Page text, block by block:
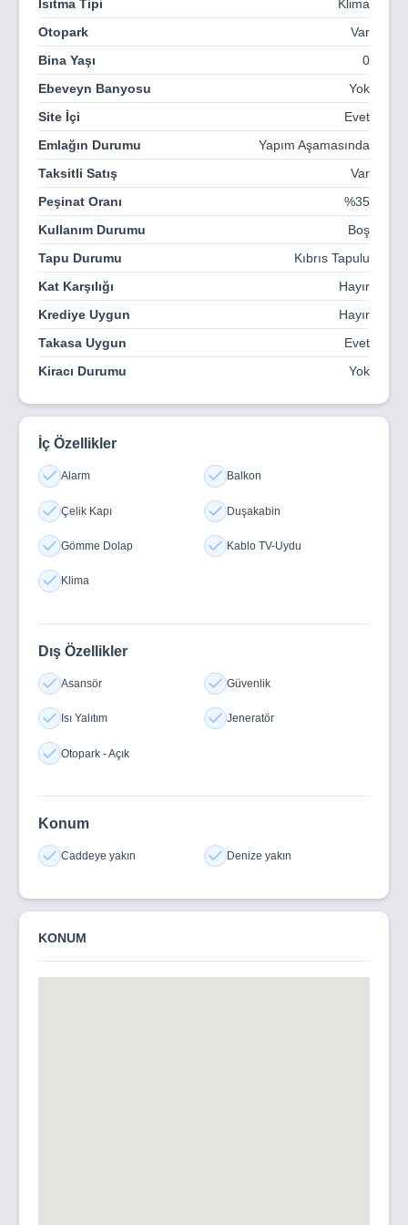
kaliteli yaşam alanları ile öne çıkar.
Lokasyon Avantajları:
DAÜ’ye 3 dakika
Devlet Hastanesi’ne 2 dakika
Glapsides Plajı’na 5 dakika
Öne Çıkan Özellikler:
✔️ Toplam 17 daire
✔️ Özel balkonlar
✔️ Kapalı otopark
✔️ Asansör
✔️ Şehrin tüm olanaklarına yakın konum
Yıl boyunca yüksek kira getirisi potansiyeline sahip olan
Dormix, hem öğrenciler hem de profesyoneller için ideal
hem kazandıran bir yatırım hem de konforlu bir yaşam
sunan akıllı bir seçim.
Isıtma Tipi
Klima
Otopark
Var
Bina Yaşı
0
Ebeveyn Banyosu
Yok
Site İçi
Evet
Emlağın Durumu
Yapım Aşamasında
Taksitli Satış
Var
Peşinat Oranı
%35
Kullanım Durumu
Boş
Tapu Durumu
Kıbrıs Tapulu
Kat Karşılığı
Hayır
Krediye Uygun
Hayır
Takasa Uygun
Evet
Kiracı Durumu
Yok
İç Özellikler
Alarm Balkon
Çelik Kapı Duşakabin
Gömme Dolap Kablo TV-Uydu
Klima
Dış Özellikler
Asansör Güvenlik
Isı Yalıtım Jeneratör
Otopark - Açık
Konum
Caddeye yakın Denize yakın
KONUM